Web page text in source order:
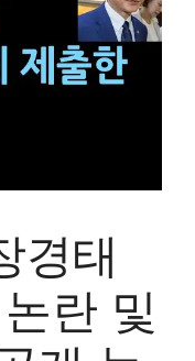
경태
란 및